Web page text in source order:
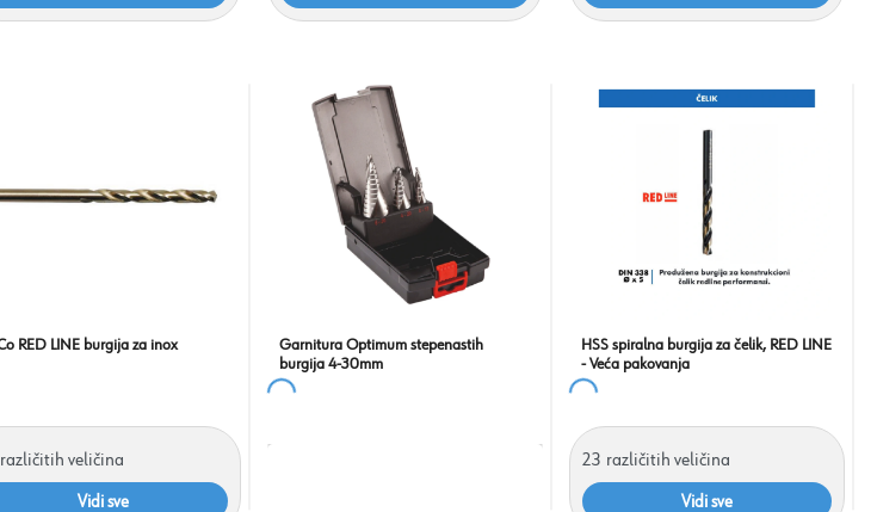
RED LINE burgija za inox
različitih veličina
Vidi sve
Garnitura Optimum stepenastih
burgija 4-30mm
HSS spiralna burgija za čelik, RED LINE
- Veća pakovanja
23 različitih veličina
Vidi sve